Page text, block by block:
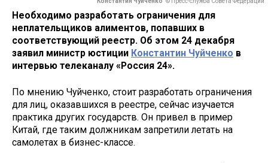
Необходимо разработать ограничения для
неплательщиков алиментов, попавших в
соответствующий реестр. Об этом 24 декабря
заявил министр юстиции Константин Чуйченко в
интервью телеканалу «Россия 24».
По мнению Чуйченко, стоит разработать ограничения
для лиц, оказавшихся в реестре, сейчас изучается
практика других государств. Он привел в пример
Китай, где таким должникам запретили летать на
самолетах в бизнес-классе.